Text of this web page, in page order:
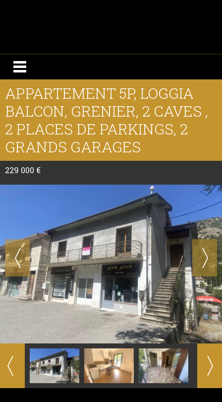
APPARTEMENT 5P, LOGGIA
BALCON, GRENIER, 2 CAVES ,
2 PLACES DE PARKINGS, 2
GRANDS GARAGES
229 000 €